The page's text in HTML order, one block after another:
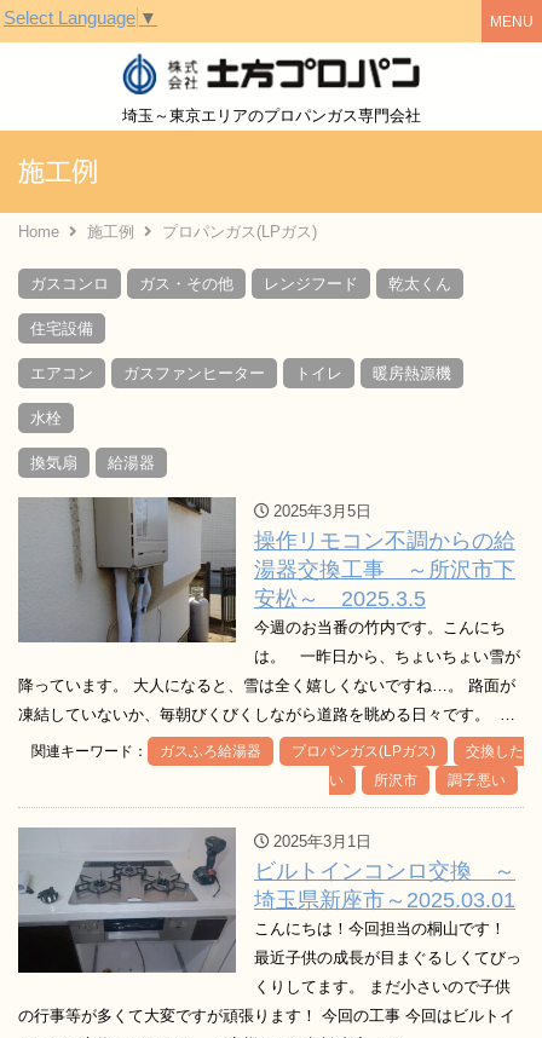
埼玉～東京エリアのプロパンガス専門会社
Select Language ▼
施工例
Home 施工例 プロパンガス(LPガス)
ガスコンロ ガス・その他 レンジフード 乾太くん
住宅設備
エアコン ガスファンヒーター トイレ 暖房熱源機
水栓
換気扇 給湯器
2025年3月5日
操作リモコン不調からの給
湯器交換工事 ～所沢市下
安松～ 2025.3.5
今週のお当番の竹内です。こんにち
は。 一昨日から、ちょいちょい雪が
降っています。 大人になると、雪は全く嬉しくないですね…。 路面が
凍結していないか、毎朝びくびくしながら道路を眺める日々です。 …
関連キーワード： ガスふろ給湯器 プロパンガス(LPガス)
交換した
い
所沢市 調子悪い
2025年3月1日
ビルトインコンロ交換 ～
埼玉県新座市～2025.03.01
こんにちは！今回担当の桐山です！
最近子供の成長が目まぐるしくてびっ
くりしてます。 まだ小さいので子供
の行事等が多くて大変ですが頑張ります！ 今回の工事 今回はビルトイ